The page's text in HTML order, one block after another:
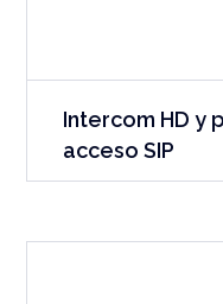
Intercom HD y
acceso SIP